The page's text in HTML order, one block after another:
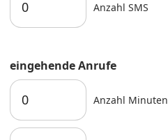
Anzahl SMS
eingehende Anrufe
Anzahl Minuten